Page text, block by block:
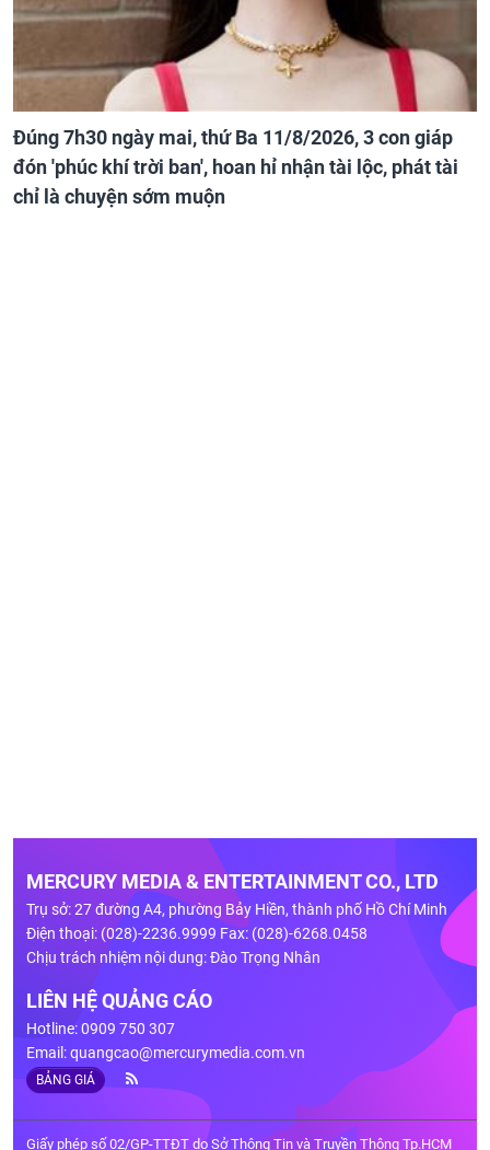
Đúng 7h30 ngày mai, thứ Ba 11/8/2026, 3 con giáp
đón 'phúc khí trời ban', hoan hỉ nhận tài lộc, phát tài
chỉ là chuyện sớm muộn
MERCURY MEDIA & ENTERTAINMENT CO., LTD
Trụ sở: 27 đường A4, phường Bảy Hiền, thành phố Hồ Chí Minh
Điện thoại: (028)-2236.9999 Fax: (028)-6268.0458
Chịu trách nhiệm nội dung: Đào Trọng Nhân
LIÊN HỆ QUẢNG CÁO
Hotline: 0909 750 307
Email:quangcao@mercurymedia.com.vn
BẢNG GIÁ
Giấy phép số 02/GP-TTĐT do Sở Thông Tin và Truyền Thông Tp.HCM